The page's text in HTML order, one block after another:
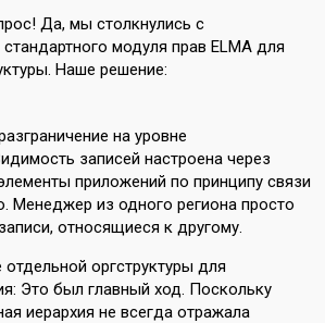
Да, мы столкнулись с
модуля прав ELMA для
Наше решение:
на уровне
записей настроена через
приложений по принципу связи
Менеджер из одного региона просто
относящиеся к другому.
оргструктуры для
Это был главный ход. Поскольку
иерархия не всегда отражала